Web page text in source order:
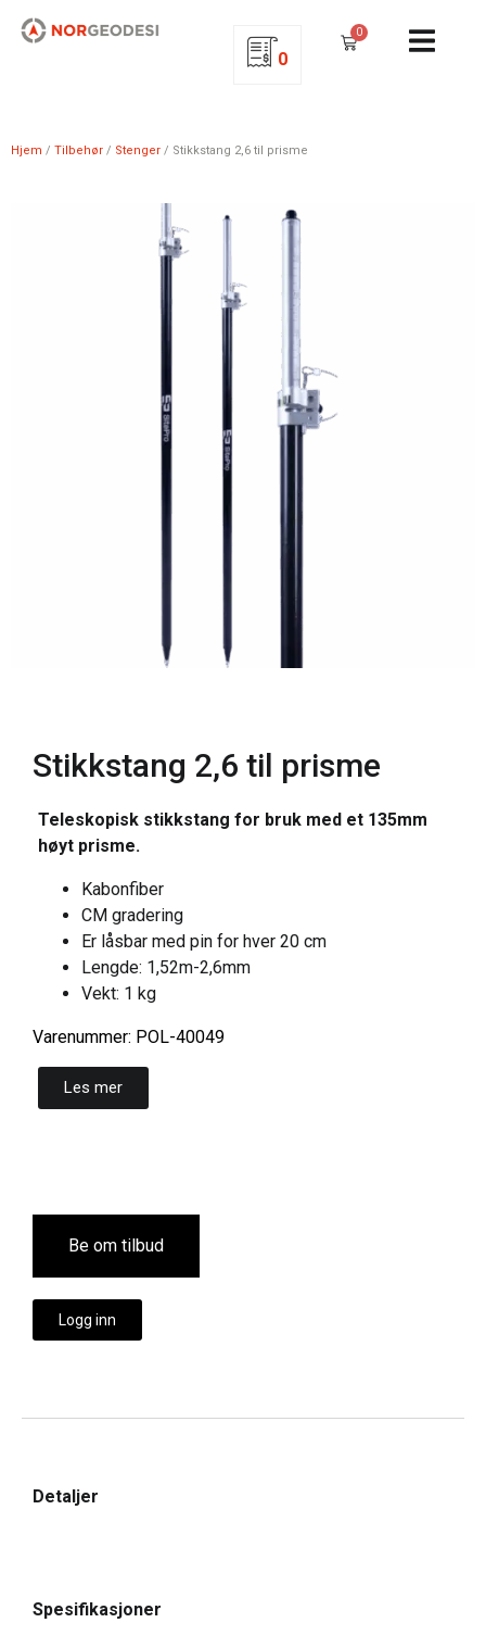
0
0
Hjem / Tilbehør / Stenger / Stikkstang 2,6 til prisme
Stikkstang 2,6 til prisme
Teleskopisk stikkstang for bruk med et 135mm
høyt prisme.
Kabonfiber
CM gradering
Er låsbar med pin for hver 20 cm
Lengde: 1,52m-2,6mm
Vekt: 1 kg
Varenummer: POL-40049
Les mer
Be om tilbud
Logg inn
Detaljer
Spesifikasjoner